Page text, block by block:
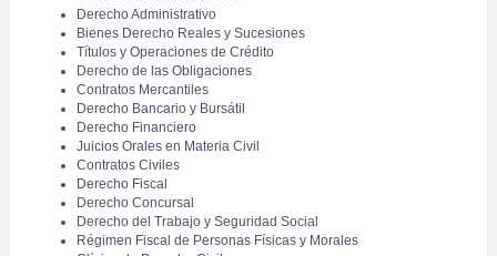
Derecho Administrativo
Bienes Derecho Reales y Sucesiones
Títulos y Operaciones de Crédito
Derecho de las Obligaciones
Contratos Mercantiles
Derecho Bancario y Bursátil
Derecho Financiero
Juicios Orales en Materia Civil
Contratos Civiles
Derecho Fiscal
Derecho Concursal
Derecho del Trabajo y Seguridad Social
Régimen Fiscal de Personas Físicas y Morales